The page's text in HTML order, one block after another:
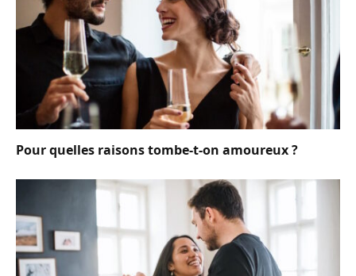
Pour quelles raisons tombe-t-on amoureux ?